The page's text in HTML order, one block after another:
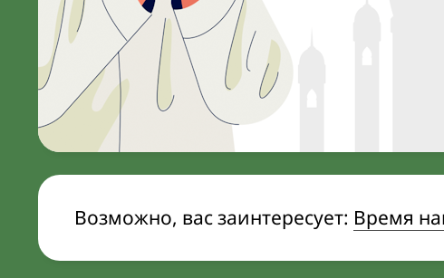
Возможно, вас заинтересует: Время